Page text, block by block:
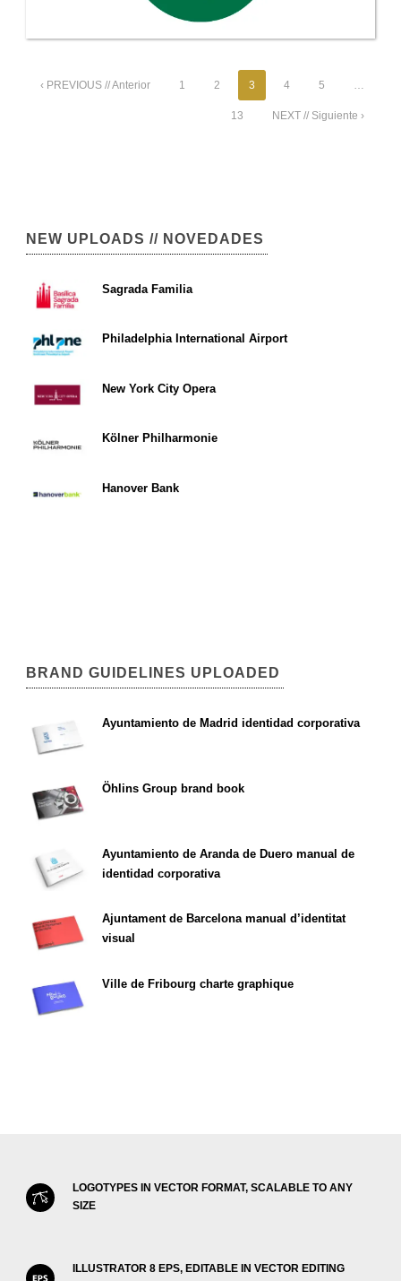
‹ PREVIOUS // Anterior 1 2 3 4 5 …
13 NEXT // Siguiente ›
NEW UPLOADS // NOVEDADES
Sagrada Familia
Philadelphia International Airport
New York City Opera
Kölner Philharmonie
Hanover Bank
BRAND GUIDELINES UPLOADED
Ayuntamiento de Madrid identidad corporativa
Öhlins Group brand book
Ayuntamiento de Aranda de Duero manual de
identidad corporativa
Ajuntament de Barcelona manual d’identitat
visual
Ville de Fribourg charte graphique
LOGOTYPES IN VECTOR FORMAT, SCALABLE TO ANY
SIZE
ILLUSTRATOR 8 EPS, EDITABLE IN VECTOR EDITING